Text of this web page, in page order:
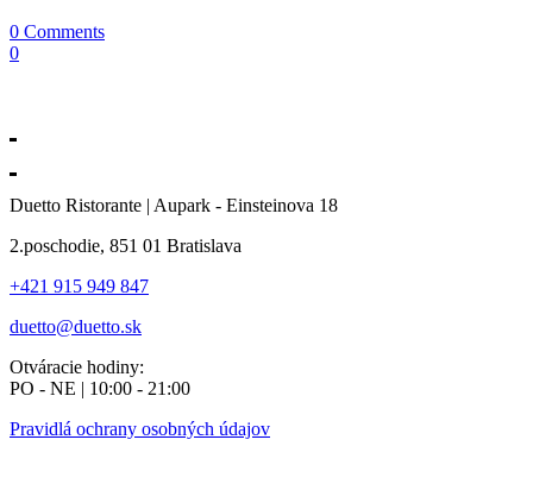
0 Comments
0
Duetto Ristorante | Aupark - Einsteinova 18
2.poschodie, 851 01 Bratislava
+421 915 949 847
duetto@duetto.sk
Otváracie hodiny:
PO - NE | 10:00 - 21:00
Pravidlá ochrany osobných údajov